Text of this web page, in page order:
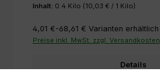
Inhalt: 0.4 Kilo (10,03 € / 1 Kilo)
4,01 €-68,61 € Varianten erhältlich
Preise inkl. MwSt. zzgl. Versandkosten
Details